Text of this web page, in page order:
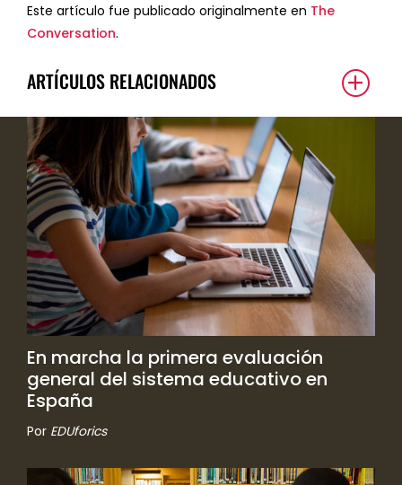
Este artículo fue publicado originalmente en The
Conversation.
ARTÍCULOS RELACIONADOS
En marcha la primera evaluación
general del sistema educativo en
España
Por EDUforics